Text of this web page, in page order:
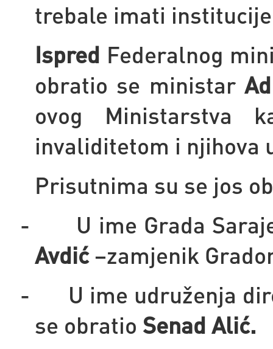
trebale imati
Ispred Federalnog
obratio se ministar
ovog Ministarstva
invaliditetom i njihova
Prisutnima su se jos
-
U ime Grada
Avdić–zamjenik
-
U ime udruženja
se obratio Senad Alić.